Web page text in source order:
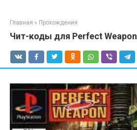
Главная » Прохождения
Чит-коды для Perfect Weapon